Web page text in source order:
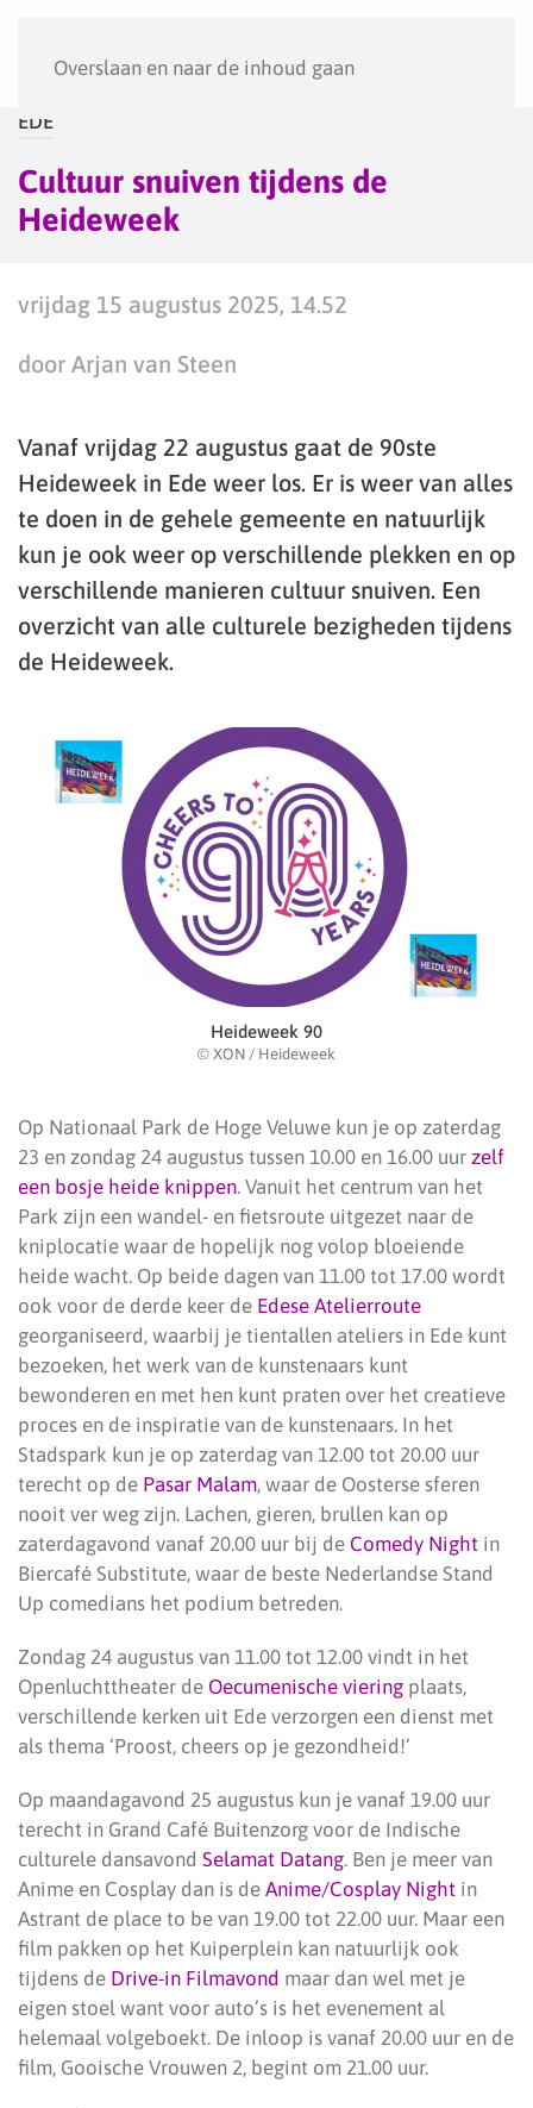
Overslaan en naar de inhoud gaan
EDE
Cultuur snuiven tijdens de
Heideweek
vrijdag 15 augustus 2025, 14.52
door Arjan van Steen
Vanaf vrijdag 22 augustus gaat de 90ste
Heideweek in Ede weer los. Er is weer van alles
te doen in de gehele gemeente en natuurlijk
kun je ook weer op verschillende plekken en op
verschillende manieren cultuur snuiven. Een
overzicht van alle culturele bezigheden tijdens
de Heideweek.
Heideweek 90
© XON / Heideweek
Op Nationaal Park de Hoge Veluwe kun je op zaterdag
23 en zondag 24 augustus tussen 10.00 en 16.00 uur zelf
een bosje heide knippen. Vanuit het centrum van het
Park zijn een wandel- en fietsroute uitgezet naar de
kniplocatie waar de hopelijk nog volop bloeiende
heide wacht. Op beide dagen van 11.00 tot 17.00 wordt
ook voor de derde keer de Edese Atelierroute
georganiseerd, waarbij je tientallen ateliers in Ede kunt
bezoeken, het werk van de kunstenaars kunt
bewonderen en met hen kunt praten over het creatieve
proces en de inspiratie van de kunstenaars. In het
Stadspark kun je op zaterdag van 12.00 tot 20.00 uur
terecht op de Pasar Malam, waar de Oosterse sferen
nooit ver weg zijn. Lachen, gieren, brullen kan op
zaterdagavond vanaf 20.00 uur bij de Comedy Night in
Biercafé Substitute, waar de beste Nederlandse Stand
Up comedians het podium betreden.
Zondag 24 augustus van 11.00 tot 12.00 vindt in het
Openluchttheater de Oecumenische viering plaats,
verschillende kerken uit Ede verzorgen een dienst met
als thema ‘Proost, cheers op je gezondheid!’
Op maandagavond 25 augustus kun je vanaf 19.00 uur
terecht in Grand Café Buitenzorg voor de Indische
culturele dansavond Selamat Datang. Ben je meer van
Anime en Cosplay dan is de Anime/Cosplay Night in
Astrant de place to be van 19.00 tot 22.00 uur. Maar een
film pakken op het Kuiperplein kan natuurlijk ook
tijdens de Drive-in Filmavond maar dan wel met je
eigen stoel want voor auto’s is het evenement al
helemaal volgeboekt. De inloop is vanaf 20.00 uur en de
film, Gooische Vrouwen 2, begint om 21.00 uur.